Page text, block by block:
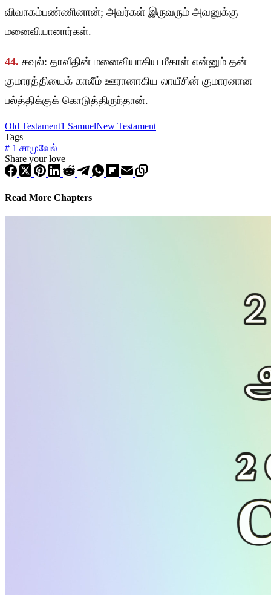
விவாகம்பண்ணினான்; அவர்கள் இருவரும் அவனுக்கு
மனைவியானார்கள்.
44. சவுல்: தாவீதின் மனைவியாகிய மீகாள் என்னும் தன்
குமாரத்தியைக் காலீம் ஊரானாகிய லாயீசின் குமாரனான
பல்த்திக்குக் கொடுத்திருந்தான்.
Old Testament1 SamuelNew Testament
Tags
# 1 சாமுவேல்
Share your love
Read More Chapters